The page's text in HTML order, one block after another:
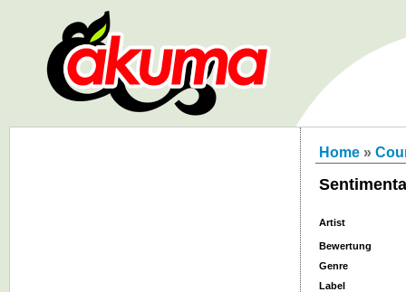
Home »
Artist
Bewertung
Genre
Label